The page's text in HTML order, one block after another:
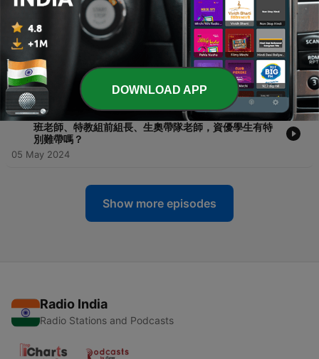
要的樣子。
02 Jun 2024
20 - EP20 | 畢業即負債三千萬！為甚麼自己沒有做錯甚麼，
卻注定為上一代的過錯受罰？除了抱怨，我還有甚麼可
以努力的？《這輩子賺多少才夠》
12 May 2024
19 - EP19 | 你總會找到伯樂，如果你是良駒的話！建中資優
班老師、特教組前組長、生奧帶隊老師，資優學生有特
別難帶嗎？
05 May 2024
Show more episodes
Radio India
Radio Stations and Podcasts
DOWNLOAD APP